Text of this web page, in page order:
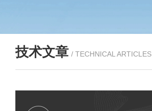
技术文章 / TECHNICAL ARTICLES